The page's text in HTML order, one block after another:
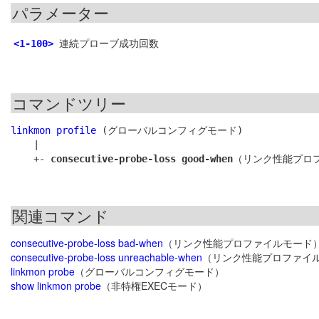
パラメーター
<1-100> 連続プローブ成功回数
コマンドツリー
linkmon profile (グローバルコンフィグモード)
    +-
consecutive-probe-loss good-when
関連コマンド
consecutive-probe-loss bad-when （リンク性能プロファイルモード）
consecutive-probe-loss unreachable-when （リンク性能プロファイ
linkmon probe （グローバルコンフィグモード）
show linkmon probe （非特権EXECモード）